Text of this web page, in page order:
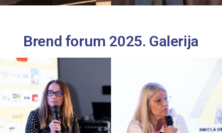
Brend forum 2025. Galerija